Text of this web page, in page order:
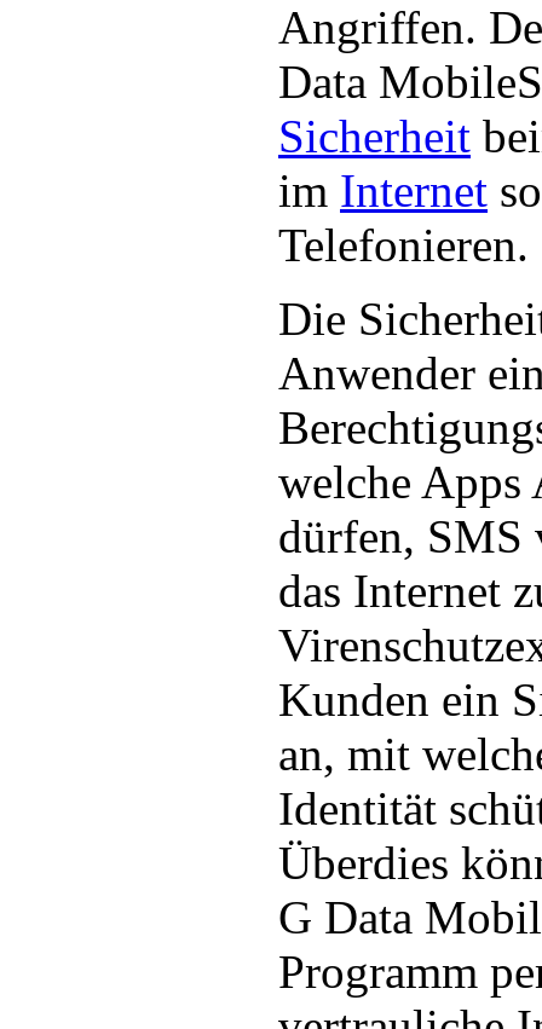
Angriffen.
Data
Sicherheit
im Internet
Telefonieren.
Die
Anwender
welche Apps
dürfen, SMS
das Internet
Kunden ein
an, mit
Identität
Überdies
G Data
Programm